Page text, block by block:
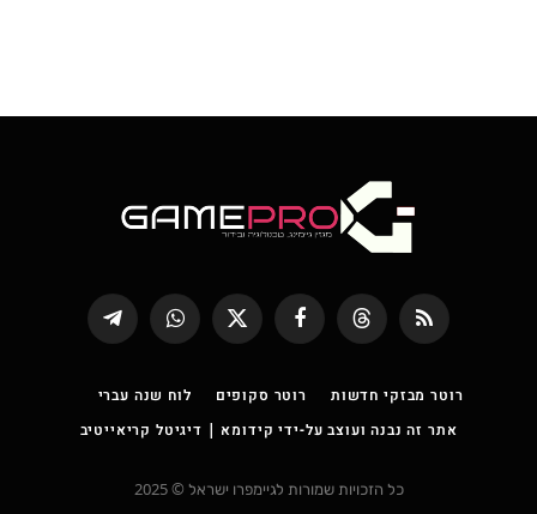
RSS
Threads פייסבוק
X
(טוויטר)
WhatsApp
Telegram
רוטר מבזקי חדשות רוטר סקופים
לוח שנה עברי
אתר זה נבנה ועוצב על-ידי קידומא | דיגיטל קריאייטיב
כל הזכויות שמורות לגיימפרו ישראל © 2025